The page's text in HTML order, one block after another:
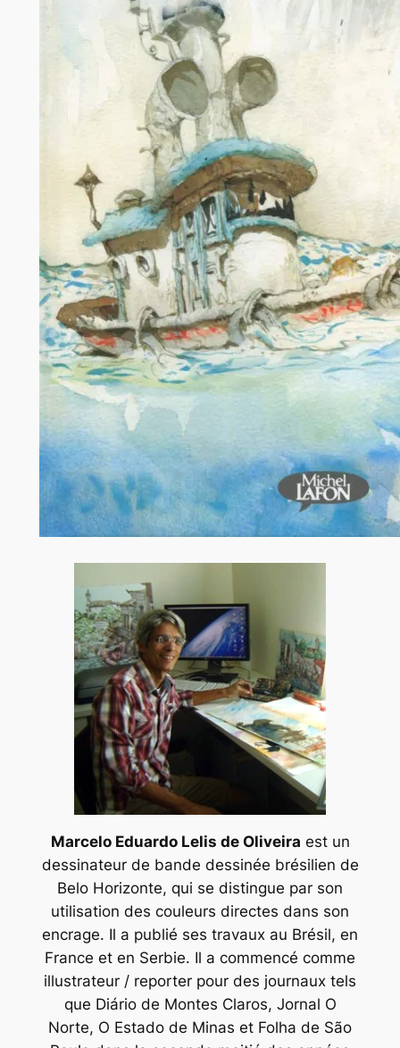
Marcelo Eduardo Lelis de Oliveira est un
dessinateur de bande dessinée brésilien de
Belo Horizonte, qui se distingue par son
utilisation des couleurs directes dans son
encrage. Il a publié ses travaux au Brésil, en
France et en Serbie. Il a commencé comme
illustrateur / reporter pour des journaux tels
que Diário de Montes Claros, Jornal O
Norte, O Estado de Minas et Folha de São